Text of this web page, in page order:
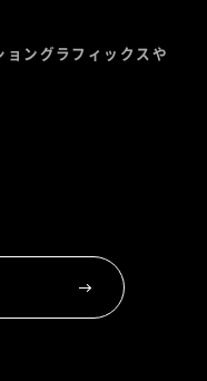
ョングラフィックスや